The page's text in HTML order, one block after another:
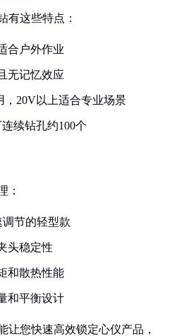
有这些特点：
合户外作业
无记忆效应
，20V以上适合专业场景
连续钻孔约100个
：
节的轻型款
头稳定性
和散热性能
和平衡设计
让您快速高效锁定心仪产品，